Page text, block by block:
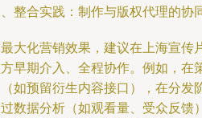
整合实践：制作与版权代理的协
大化营销效果，建议在上海宣传
早期介入、全程协作。例如，在
如预留衍生内容接口），在分发
数据分析（如观看量、受众反馈